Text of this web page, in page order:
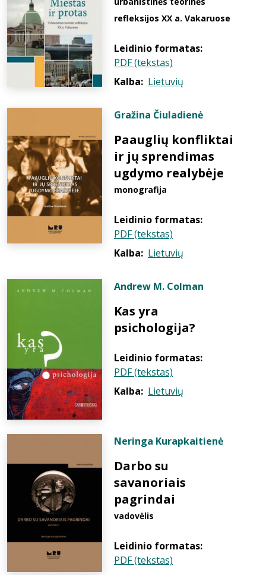
refleksijos XX a. Vakaruose
Leidinio formatas:
PDF (tekstas)
Kalba: Lietuvių
Gražina Čiuladienė
Paauglių konfliktai
ir jų sprendimas
ugdymo realybėje
monografija
Leidinio formatas:
PDF (tekstas)
Kalba: Lietuvių
Andrew M. Colman
Kas yra
psichologija?
Leidinio formatas:
PDF (tekstas)
Kalba: Lietuvių
Neringa Kurapkaitienė
Darbo su
savanoriais
pagrindai
vadovėlis
Leidinio formatas:
PDF (tekstas)